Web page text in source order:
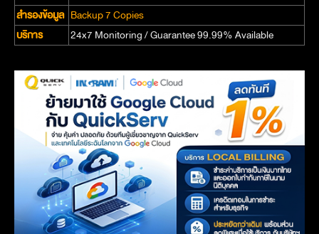
สำรองข้อมูล Backup 7 Copies
บริการ
24x7 Monitoring / Guarantee 99.99% Available